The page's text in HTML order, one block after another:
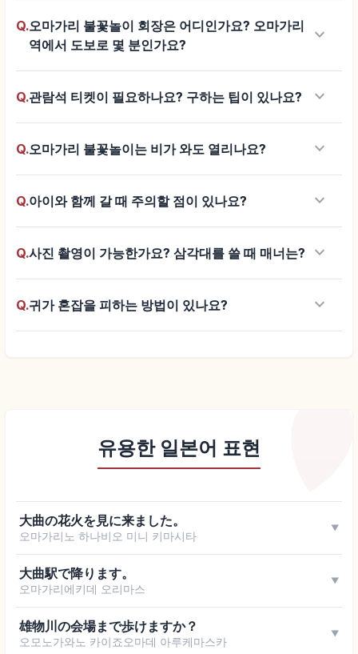
Q.오마가리 불꽃놀이 회장은 어디인가요? 오마가리
역에서 도보로 몇 분인가요?
keyboard_arrow_down
Q.관람석 티켓이 필요하나요? 구하는 팁이 있나요? keyboard_arrow_down
Q.오마가리 불꽃놀이는 비가 와도 열리나요? keyboard_arrow_down
Q.아이와 함께 갈 때 주의할 점이 있나요? keyboard_arrow_down
Q.사진 촬영이 가능한가요? 삼각대를 쓸 때 매너는? keyboard_arrow_down
Q.귀가 혼잡을 피하는 방법이 있나요? keyboard_arrow_down
유용한 일본어 표현
大曲の花火を見に来ました。
오마가리노 하나비오 미니 키마시타
▼
大曲駅で降ります。
오마가리에키데 오리마스
▼
雄物川の会場まで歩けますか？
오모노가와노 카이죠오마데 아루케마스카
▼